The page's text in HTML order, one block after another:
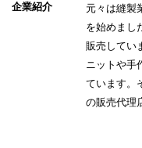
企業紹介
元々は縫製
を始めまし
販売してい
ニットや手
ています。
の販売代理